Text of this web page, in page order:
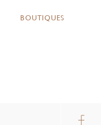
BOUTIQUES